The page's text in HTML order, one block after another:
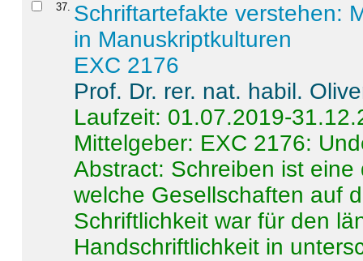
37. Schriftartefakte verstehen:
in Manuskriptkulturen
EXC 2176
Prof. Dr. rer. nat. habil.
Laufzeit: 01.07.2019-
Mittelgeber: EXC 2176:
Abstract: Schreiben ist
welche Gesellschaften auf
Schriftlichkeit war für den
Handschriftlichkeit in